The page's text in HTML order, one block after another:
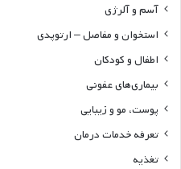
آسم و آلرژی
استخوان و مفاصل – ارتوپدی
اطفال و کودکان
بیماری‌های عفونی
پوست، مو و زیبایی
تعرفه خدمات درمان
تغذیه